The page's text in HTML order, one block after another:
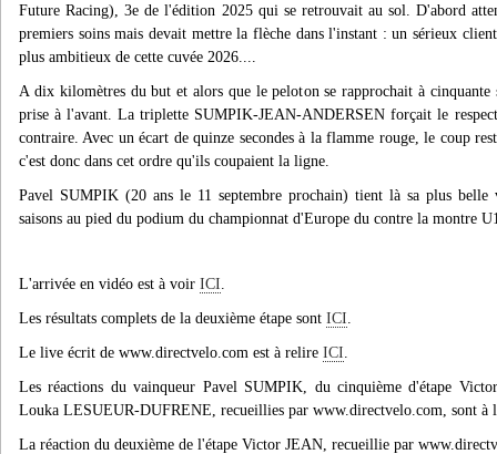
Future Racing), 3e de l'édition 2025 qui se retrouvait au sol. D'abord
premiers soins mais devait mettre la flèche dans l'instant : un sérieux
plus ambitieux de cette cuvée 2026....
A dix kilomètres du but et alors que le peloton se rapprochait à cinquante
prise à l'avant. La triplette SUMPIK-JEAN-ANDERSEN forçait le
contraire. Avec un écart de quinze secondes à la flamme rouge, le coup
c'est donc dans cet ordre qu'ils coupaient la ligne.
Pavel SUMPIK (20 ans le 11 septembre prochain) tient là sa plus
saisons au pied du podium du championnat d'Europe du contre la montre
L'arrivée en vidéo est à voir ICI.
Les résultats complets de la deuxième étape sont ICI.
Le live écrit de www.directvelo.com est à relire ICI.
Les réactions du vainqueur Pavel SUMPIK, du cinquième d'étape
Louka LESUEUR-DUFRENE, recueillies par www.directvelo.com, sont
La réaction du deuxième de l'étape Victor JEAN, recueillie par